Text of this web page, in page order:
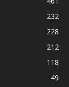
232
228
212
118
49